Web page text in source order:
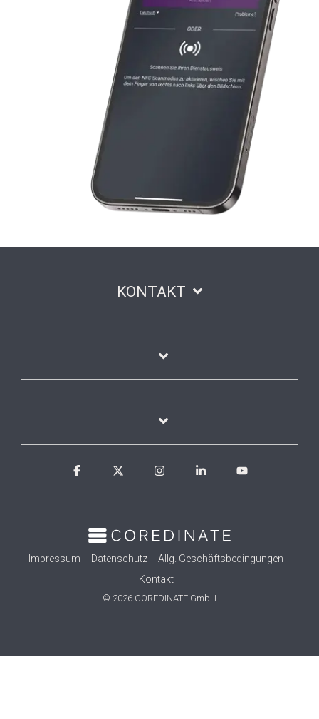
KONTAKT
Impressum Datenschutz
Allg. Geschäftsbedingungen
Kontakt
© 2026 COREDINATE GmbH
Facebook InstagramLinkedin